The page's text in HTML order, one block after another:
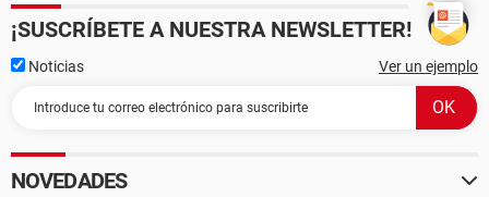
¡SUSCRÍBETE A NUESTRA NEWSLETTER!
Noticias Ver un ejemplo
NOVEDADES